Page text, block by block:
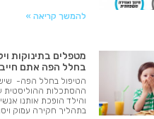
להמשך קריאה »
מטפלים בתינוקות
בחלל הפה אתם
הטיפול בחלל הפה-
ההסתכלות ההוליסטית
והילד הופכת אותנו
בתהליך חקירה עמוק